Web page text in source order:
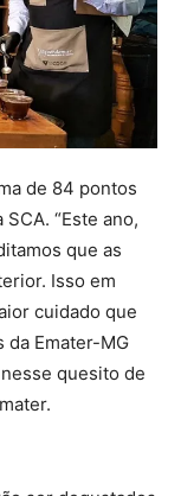
de 84 pontos
“Este ano,
que as
Isso em
cuidado que
Emater-MG
quesito de